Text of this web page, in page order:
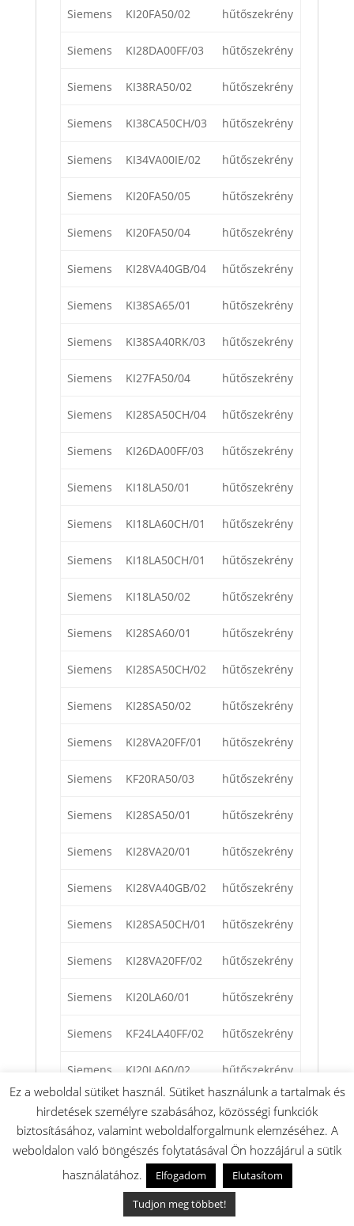
Siemens KI20FA50/02 hűtőszekrény
Siemens KI28DA00FF/03 hűtőszekrény
Siemens KI38RA50/02 hűtőszekrény
Siemens KI38CA50CH/03 hűtőszekrény
Siemens KI34VA00IE/02 hűtőszekrény
Siemens KI20FA50/05 hűtőszekrény
Siemens KI20FA50/04 hűtőszekrény
Siemens KI28VA40GB/04 hűtőszekrény
Siemens KI38SA65/01 hűtőszekrény
Siemens KI38SA40RK/03 hűtőszekrény
Siemens KI27FA50/04 hűtőszekrény
Siemens KI28SA50CH/04 hűtőszekrény
Siemens KI26DA00FF/03 hűtőszekrény
Siemens KI18LA50/01 hűtőszekrény
Siemens KI18LA60CH/01 hűtőszekrény
Siemens KI18LA50CH/01 hűtőszekrény
Siemens KI18LA50/02 hűtőszekrény
Siemens KI28SA60/01 hűtőszekrény
Siemens KI28SA50CH/02 hűtőszekrény
Siemens KI28SA50/02 hűtőszekrény
Siemens KI28VA20FF/01 hűtőszekrény
Siemens KF20RA50/03 hűtőszekrény
Siemens KI28SA50/01 hűtőszekrény
Siemens KI28VA20/01 hűtőszekrény
Siemens KI28VA40GB/02 hűtőszekrény
Siemens KI28SA50CH/01 hűtőszekrény
Siemens KI28VA20FF/02 hűtőszekrény
Siemens KI20LA60/01 hűtőszekrény
Siemens KF24LA40FF/02 hűtőszekrény
Siemens KI20LA60/02 hűtőszekrény
Siemens KI20RA50/02 hűtőszekrény
Siemens KI38RA40GB/02 hűtőszekrény
Siemens KI20LA50/01 hűtőszekrény
KI38SA40NE/03 hűtőszekrény
Ez a weboldal sütiket használ. Sütiket használunk a tartalmak és
hirdetések személyre szabásához, közösségi funkciók
biztosításához, valamint weboldalforgalmunk elemzéséhez. A
weboldalon való böngészés folytatásával Ön hozzájárul a sütik
használatához.
Elfogadom
Elutasítom
Tudjon meg többet!